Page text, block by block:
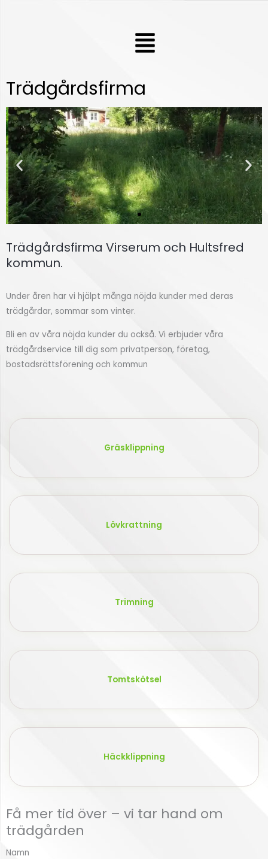
Meny
Trädgårdsfirma
Gräsklip
pning
Virserum
Klicka
här
Trädgårdsfirma Virserum och Hultsfred
kommun.
Under åren har vi hjälpt många nöjda kunder med deras
trädgårdar, sommar som vinter.
Bli en av våra nöjda kunder du också. Vi erbjuder våra
trädgårdservice till dig som privatperson, företag,
bostadsrättsförening och kommun
Gräsklippning
Lövkrattning
Trimning
Tomtskötsel
Häckklippning
Få mer tid över – vi tar hand om
trädgården
Namn